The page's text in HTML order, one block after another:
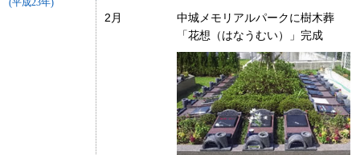
(平成23年)
2月
中城メモリアルパークに樹木葬
「花想（はなうむい）」完成